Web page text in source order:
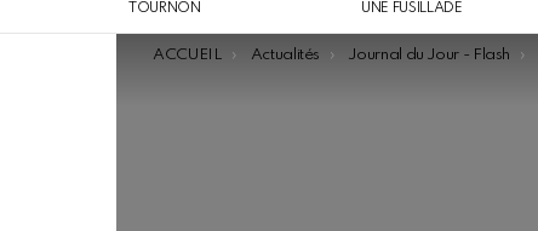
TOURNON
UNE FUSILLADE
You are here:
ACCUEIL Actualités Journal du Jour - Flash